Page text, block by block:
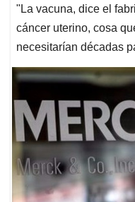
"La vacuna, dice el
cáncer uterino, cosa
necesitarían décadas